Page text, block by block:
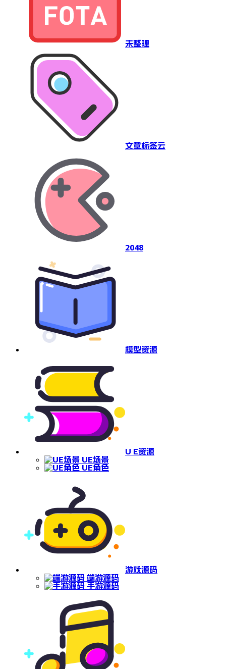
未整理
文章标签云
2048
模型资源
U E资源
UE场景
UE角色
游戏源码
端游源码
手游源码